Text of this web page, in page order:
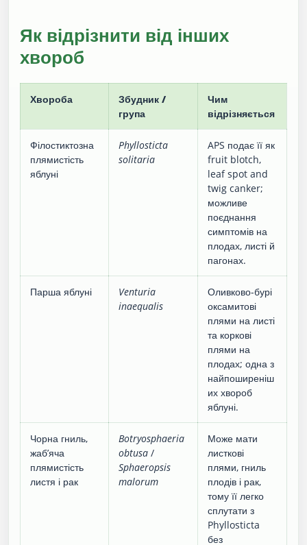
Як відрізнити від інших
хвороб
Хвороба
Збудник /
група
Чим
відрізняється
Філостиктозна
плямистість
яблуні
Phyllosticta
solitaria
APS подає її як
fruit blotch,
leaf spot and
twig canker;
можливе
поєднання
симптомів на
плодах, листі й
пагонах.
Парша яблуні
Venturia
inaequalis
Оливково-бурі
оксамитові
плями на листі
та коркові
плями на
плодах; одна з
найпоширеніш
их хвороб
яблуні.
Чорна гниль,
жаб’яча
плямистість
листя і рак
Botryosphaeria
obtusa /
Sphaeropsis
malorum
Може мати
листкові
плями, гниль
плодів і рак,
тому її легко
сплутати з
Phyllosticta
без